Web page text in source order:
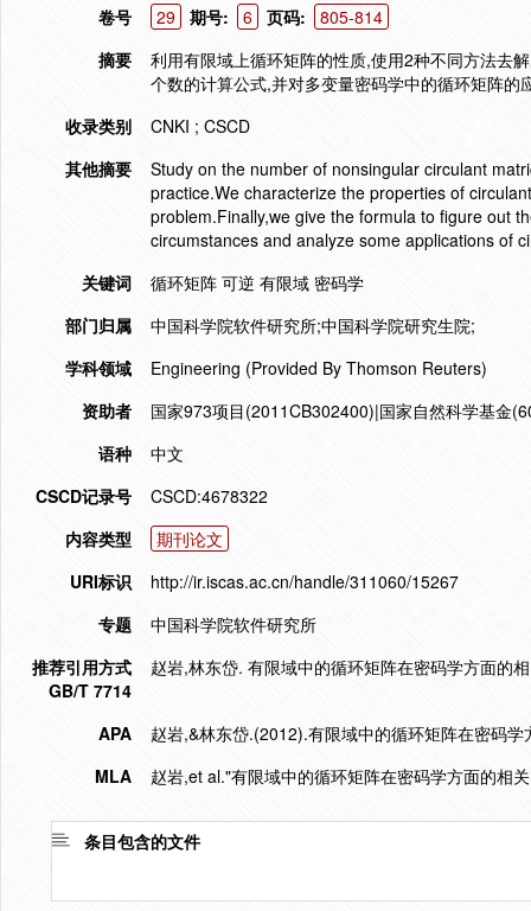
卷号
29 期号: 6 页码:
805-814
摘要
利用有限域上循环矩阵的性质,使用2种不同方法去
个数的计算公式,并对多变量密码学中的循环矩阵
收录类别
CNKI ; CSCD
其他摘要
Study on the number of nonsingular circulant
practice.We characterize the properties of
problem.Finally,we give the formula to figure out
circumstances and analyze some applications of
关键词
循环矩阵 可逆 有限域 密码学
部门归属
中国科学院软件研究所;中国科学院研究生院;
学科领域
Engineering (Provided By Thomson Reuters)
资助者
国家973项目(2011CB302400)|国家自然科学基金
语种
中文
CSCD记录号
CSCD:4678322
内容类型
期刊论文
URI标识
http://ir.iscas.ac.cn/handle/311060/15267
专题
中国科学院软件研究所
推荐引用方式
GB/T 7714
赵岩,林东岱. 有限域中的循环矩阵在密码学方面的
APA
赵岩,&林东岱.(2012).有限域中的循环矩阵在密码学
MLA
赵岩,et al."有限域中的循环矩阵在密码学方面的相
条目包含的文件